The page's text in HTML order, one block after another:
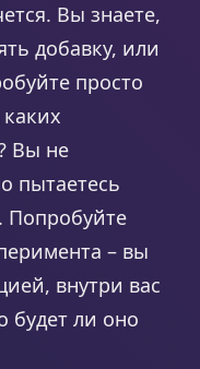
Вы знаете,
добавку, или
просто
Вы не
пытаетесь
Попробуйте
– вы
внутри вас
будет ли оно